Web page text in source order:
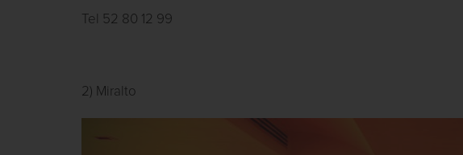
Tel 52 80 12 99
2) Miralto